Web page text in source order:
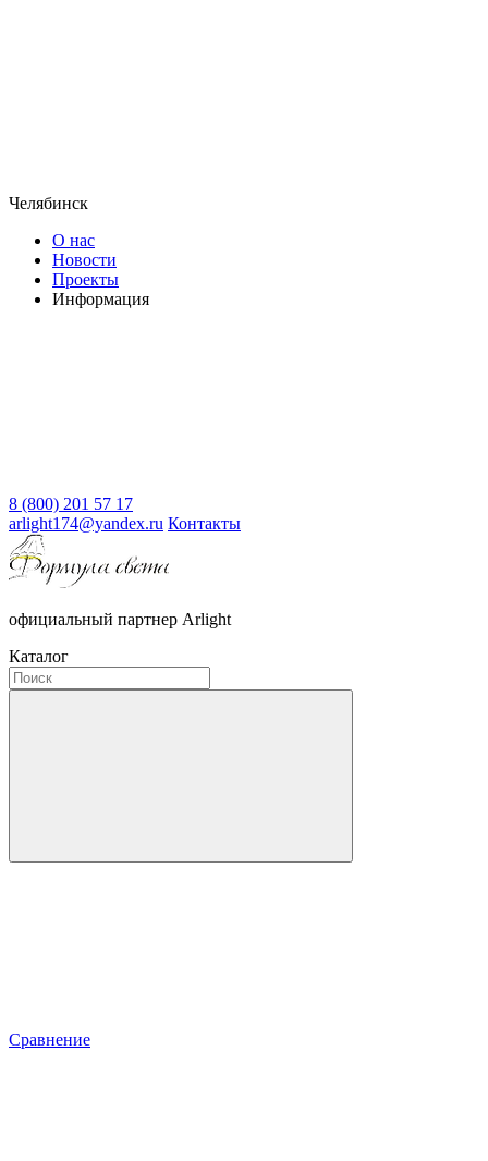
Челябинск
О нас
Новости
Проекты
Информация
8 (800) 201 57 17
arlight174@yandex.ru Контакты
официальный партнер Arlight
Каталог
Сравнение